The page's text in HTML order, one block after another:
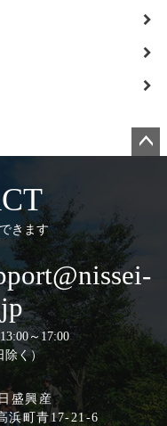
きます
～17:00
く）
盛興産
浜町青17-21-6